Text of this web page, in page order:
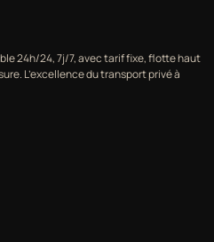
24h/24, 7j/7, avec tarif fixe, flotte haut
L’excellence du transport privé à